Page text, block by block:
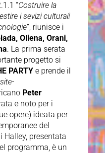
“Costruire la
i sevizi culturali
”, riunisce i
Oliena, Orani,
. La prima serata
progetto si
PARTYe prende il
site-
Peter
e noto per i
opere) ideata per
del
Halley, presentata
programma, è un